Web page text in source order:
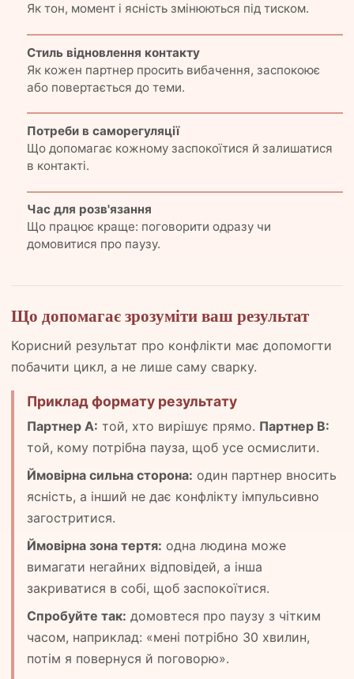
Як тон, момент і ясність змінюються під тиском.
Стиль відновлення контакту
Як кожен партнер просить вибачення, заспокоює
або повертається до теми.
Потреби в саморегуляції
Що допомагає кожному заспокоїтися й залишатися
в контакті.
Час для розв'язання
Що працює краще: поговорити одразу чи
домовитися про паузу.
Що допомагає зрозуміти ваш результат
Корисний результат про конфлікти має допомогти
побачити цикл, а не лише саму сварку.
Приклад формату результату
Партнер A: той, хто вирішує прямо. Партнер B:
той, кому потрібна пауза, щоб усе осмислити.
Ймовірна сильна сторона: один партнер вносить
ясність, а інший не дає конфлікту імпульсивно
загостритися.
Ймовірна зона тертя: одна людина може
вимагати негайних відповідей, а інша
закриватися в собі, щоб заспокоїтися.
Спробуйте так: домовтеся про паузу з чітким
часом, наприклад: «мені потрібно 30 хвилин,
потім я повернуся й поговорю».